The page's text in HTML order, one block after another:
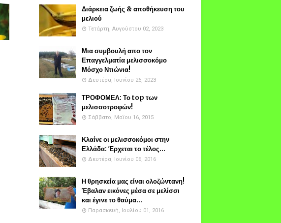
Διάρκεια ζωής & αποθήκευση του
μελιού
Τετάρτη, Αυγούστου 02, 2023
Μια συμβουλή απο τον
Επαγγελματία μελισσοκόμο
Μόσχο Ντιώνια!
Δευτέρα, Ιουνίου 26, 2023
ΤΡΟΦΟΜΕΛ: Το top των
μελισσοτροφών!
Σάββατο, Μαΐου 16, 2015
Κλαίνε οι μελισσοκόμοι στην
Ελλάδα: Έρχεται το τέλος...
Δευτέρα, Ιουνίου 06, 2016
Η θρησκεία μας είναι ολοζώντανη!
Έβαλαν εικόνες μέσα σε μελίσσι
και έγινε το θαύμα...
Παρασκευή, Ιουλίου 01, 2016